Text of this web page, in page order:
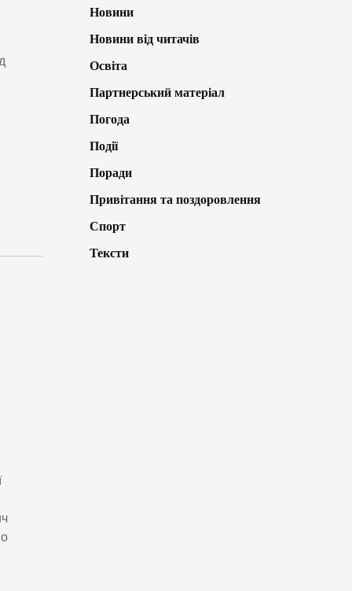
Новини
Новини від читачів
Освіта
Партнерський матеріал
Погода
Події
Поради
Привітання та поздоровлення
Спорт
Тексти